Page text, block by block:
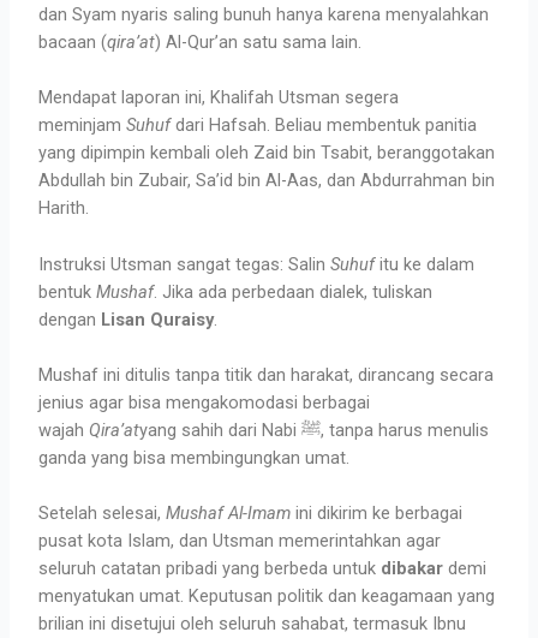
dan Syam nyaris saling bunuh hanya karena menyalahkan
bacaan (qira’at) Al-Qur’an satu sama lain.
Mendapat laporan ini, Khalifah Utsman segera
meminjamSuhufdari Hafsah. Beliau membentuk panitia
yang dipimpin kembali oleh Zaid bin Tsabit, beranggotakan
Abdullah bin Zubair, Sa’id bin Al-Aas, dan Abdurrahman bin
Harith.
Instruksi Utsman sangat tegas: SalinSuhufitu ke dalam
bentukMushaf. Jika ada perbedaan dialek, tuliskan
dengan Lisan Quraisy.
Mushaf ini ditulis tanpa titik dan harakat, dirancang secara
jenius agar bisa mengakomodasi berbagai
wajah Qira’atyang sahih dari Nabi ﷺ, tanpa harus menulis
ganda yang bisa membingungkan umat.
Setelah selesai,Mushaf Al-Imam ini dikirim ke berbagai
pusat kota Islam, dan Utsman memerintahkan agar
seluruh catatan pribadi yang berbeda untuk dibakar demi
menyatukan umat. Keputusan politik dan keagamaan yang
brilian ini disetujui oleh seluruh sahabat, termasuk Ibnu